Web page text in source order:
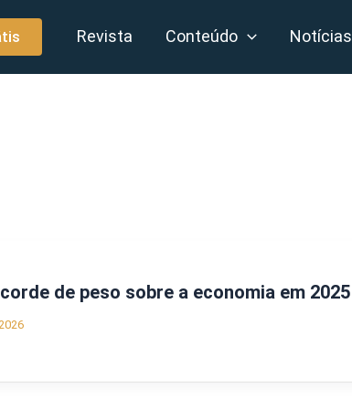
Revista Conteúdo Notícias
de peso sobre a economia em 2025